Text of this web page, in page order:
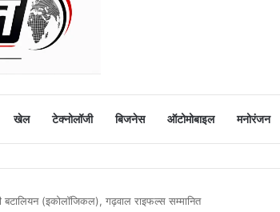
खेल टेक्नोलॉजी बिजनेस ऑटोमोबाइल मनोरंजन
(इकोलॉजिकल), गढ़वाल राइफल्स सम्मानित